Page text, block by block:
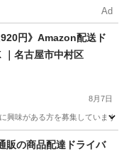
Ad
円》Amazon配送ド
｜名古屋市中村区
8月7日
興味がある方を募集していま
ライバー Amazon
販の商品配達ドライバ